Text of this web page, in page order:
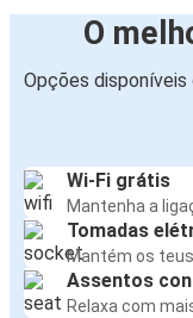
O
Opções disponíveis
Wi-Fi grátis
Mantenha a
Tomadas
Mantém os
Assentos
Relaxa com